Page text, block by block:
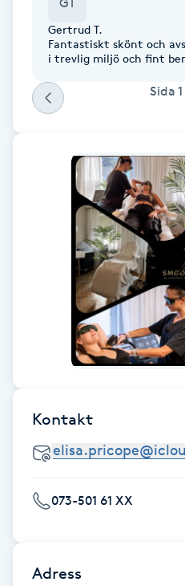
Fotvård
Fransar
Fransfärgning
Fransförlängning
Fransförlängning Megavolym
Fransförlängning Volym
Fransrengöring
Frekvensterapi
Friskvård
Gertrud T.
Fantastiskt skönt och
i trevlig miljö och fint
Sida 1
Kontakt
073-501 61 XX
Adress